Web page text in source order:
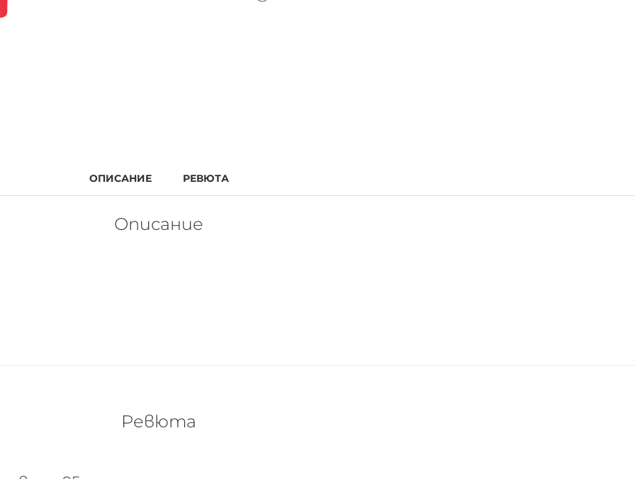
ОПИСАНИЕ РЕВЮТА
Описание
стартира лимитираната серия „CATRICE loves PETA“ заедно с най-голямата германска
Ревюта